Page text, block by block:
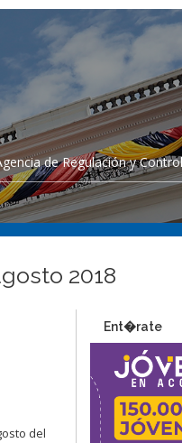
de Regulación y
2018
del
Ent�rate